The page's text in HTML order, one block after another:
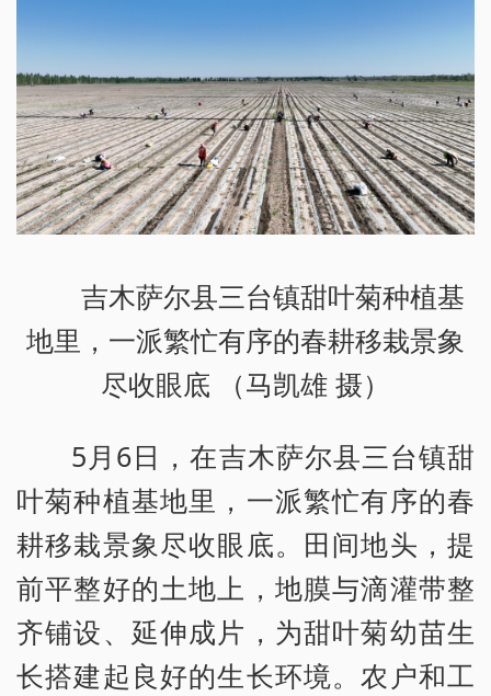
吉木萨尔县三台镇甜叶菊种植基
地里，一派繁忙有序的春耕移栽景象
尽收眼底 （马凯雄 摄）
5月6日，在吉木萨尔县三台镇甜
叶菊种植基地里，一派繁忙有序的春
耕移栽景象尽收眼底。田间地头，提
前平整好的土地上，地膜与滴灌带整
齐铺设、延伸成片，为甜叶菊幼苗生
长搭建起良好的生长环境。农户和工